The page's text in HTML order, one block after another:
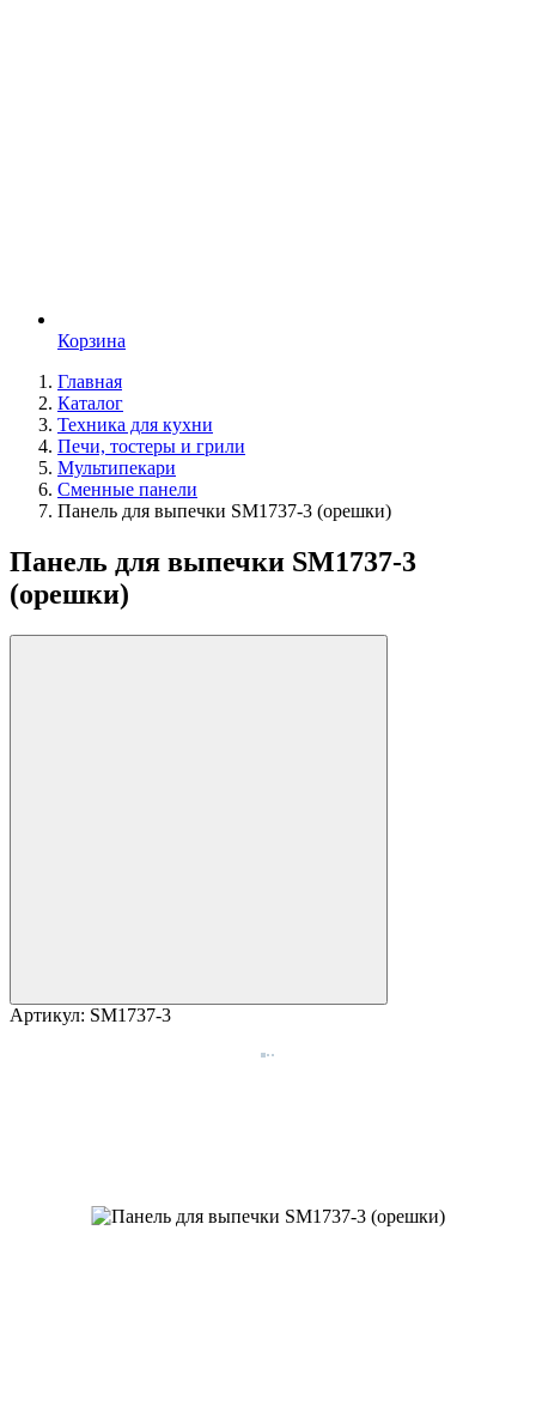
Корзина
Главная
Каталог
Техника для кухни
Печи, тостеры и грили
Мультипекари
Сменные панели
Панель для выпечки SM1737-3 (орешки)
Панель для выпечки SM1737-3
(орешки)
Артикул: SM1737-3